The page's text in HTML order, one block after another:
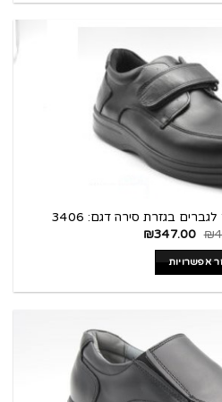
בגזרת סירה דגם: 3406
₪
₪347.00
אפשרויות